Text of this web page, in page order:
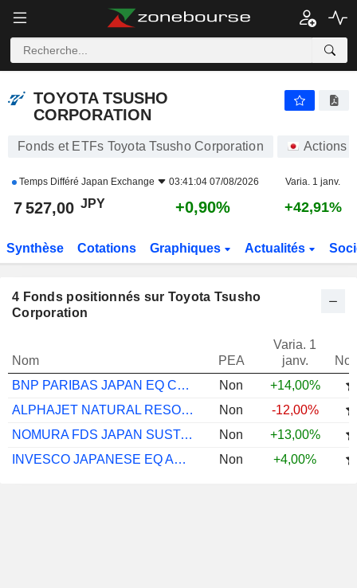
TOYOTA TSUSHO
CORPORATION
Fonds et ETFs Toyota Tsusho Corporation Actions
Temps Différé Japan Exchange 03:41:04 07/08/2026 Varia. 1 janv.
7 527,00 JPY +0,90% +42,91%
Synthèse Cotations Graphiques Actualités
4 Fonds positionnés sur Toyota Tsusho
Corporation
Nom PEA
Varia. 1
janv.
BNP PARIBAS JAPAN EQ CL CAP
Non
+14,00%
ALPHAJET NATURAL RESOURCES C
Non
-12,00%
NOMURA FDS JAPAN SUSTAINABLE EQ GR F JPY
Non
+13,00%
INVESCO JAPANESE EQ ADV C JPY ACC
Non +4,00%